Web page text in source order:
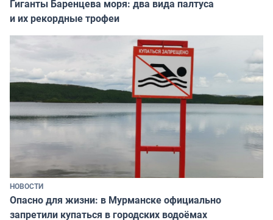
Гиганты Баренцева моря: два вида палтуса
и их рекордные трофеи
НОВОСТИ
Опасно для жизни: в Мурманске официально
запретили купаться в городских водоёмах